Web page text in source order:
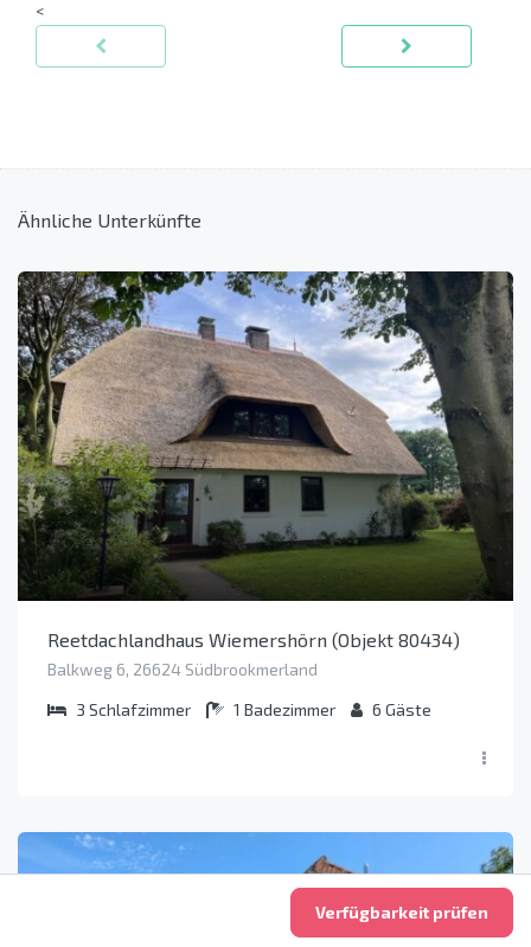
<
Ähnliche Unterkünfte
Reetdachlandhaus Wiemershörn (Objekt 80434)
Balkweg 6, 26624 Südbrookmerland
3 Schlafzimmer 1 Badezimmer 6 Gäste
Verfügbarkeit prüfen